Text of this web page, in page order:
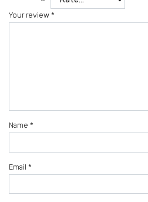
Your review *
Name *
Email *